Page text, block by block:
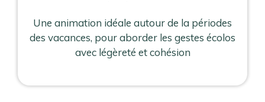
Une animation idéale autour de la périodes
des vacances, pour aborder les gestes écolos
avec légèreté et cohésion